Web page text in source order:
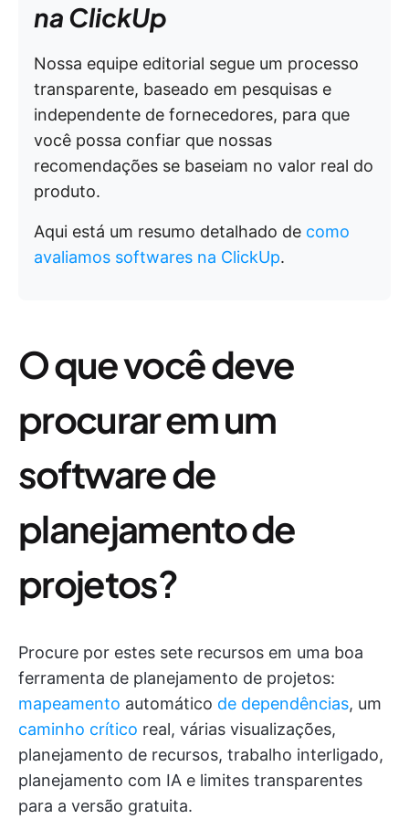
na ClickUp
Nossa equipe editorial segue um processo
transparente, baseado em pesquisas e
independente de fornecedores, para que
você possa confiar que nossas
recomendações se baseiam no valor real do
produto.
Aqui está um resumo detalhado de como
avaliamos softwares na ClickUp.
O que você deve
procurar em um
software de
planejamento de
projetos?
Procure por estes sete recursos em uma boa
ferramenta de planejamento de projetos:
mapeamento automático de dependências, um
caminho crítico real, várias visualizações,
planejamento de recursos, trabalho interligado,
planejamento com IA e limites transparentes
para a versão gratuita.